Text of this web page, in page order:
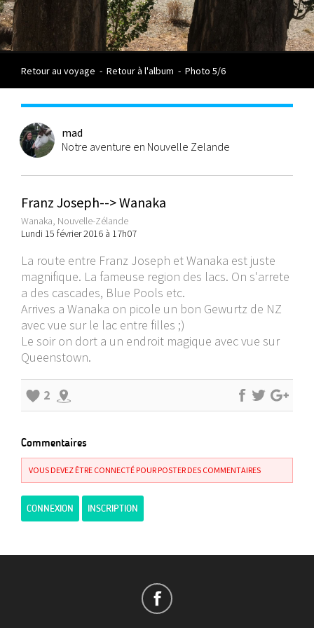
Retour au voyage - Retour à l'album - Photo 5/6
mad
Notre aventure en Nouvelle Zelande
Franz Joseph--> Wanaka
Wanaka, Nouvelle-Zélande
Lundi 15 février 2016 à 17h07
La route entre Franz Joseph et Wanaka est juste
magnifique. La fameuse region des lacs. On s'arrete
a des cascades, Blue Pools etc.
Arrives a Wanaka on picole un bon Gewurtz de NZ
avec vue sur le lac entre filles ;)
Le soir on dort a un endroit magique avec vue sur
Queenstown.
2
Commentaires
VOUS DEVEZ ÊTRE CONNECTÉ POUR POSTER DES COMMENTAIRES
CONNEXION INSCRIPTION